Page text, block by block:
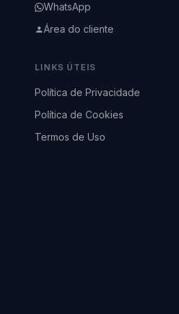
WhatsApp
Área do cliente
LINKS ÚTEIS
Política de Privacidade
Política de Cookies
Termos de Uso